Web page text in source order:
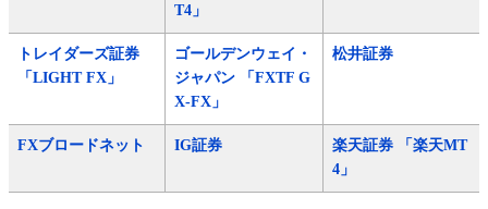
T4」
トレイダーズ証券
「LIGHT FX」
ゴールデンウェイ・
ジャパン 「FXTF G
X-FX」
松井証券
FXブロードネット IG証券
楽天証券 「楽天MT
4」